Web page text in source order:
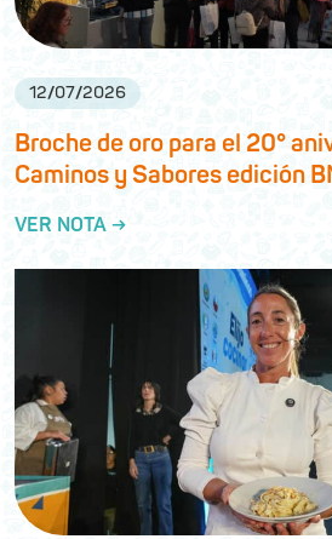
12/07/2026
Broche de oro para el 20°
Caminos y Sabores edición
VER NOTA →